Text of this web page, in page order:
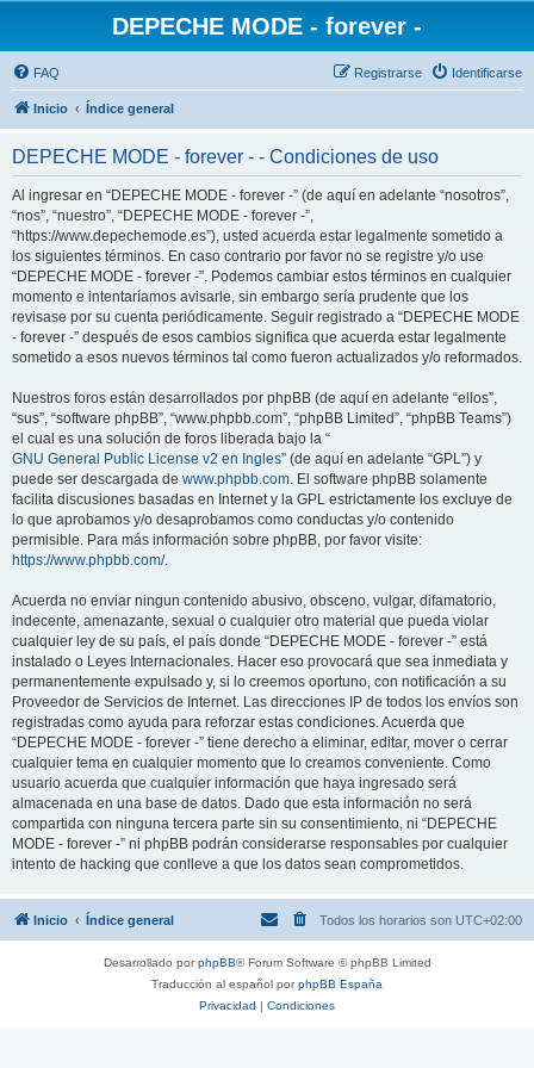
DEPECHE MODE - forever -
FAQ Identificarse
Registrarse
Inicio Índice general
DEPECHE MODE - forever - - Condiciones de uso
Al ingresar en “DEPECHE MODE - forever -” (de aquí en adelante “nosotros”,
“nos”, “nuestro”, “DEPECHE MODE - forever -”,
“https://www.depechemode.es”), usted acuerda estar legalmente sometido a
los siguientes términos. En caso contrario por favor no se registre y/o use
“DEPECHE MODE - forever -”. Podemos cambiar estos términos en cualquier
momento e intentaríamos avisarle, sin embargo sería prudente que los
revisase por su cuenta periódicamente. Seguir registrado a “DEPECHE MODE
- forever -” después de esos cambios significa que acuerda estar legalmente
sometido a esos nuevos términos tal como fueron actualizados y/o reformados.
Nuestros foros están desarrollados por phpBB (de aquí en adelante “ellos”,
“sus”, “software phpBB”, “www.phpbb.com”, “phpBB Limited”, “phpBB Teams”)
el cual es una solución de foros liberada bajo la “
GNU General Public License v2 en Ingles” (de aquí en adelante “GPL”) y
puede ser descargada de www.phpbb.com. El software phpBB solamente
facilita discusiones basadas en Internet y la GPL estrictamente los excluye de
lo que aprobamos y/o desaprobamos como conductas y/o contenido
permisible. Para más información sobre phpBB, por favor visite:
https://www.phpbb.com/.
Acuerda no enviar ningun contenido abusivo, obsceno, vulgar, difamatorio,
indecente, amenazante, sexual o cualquier otro material que pueda violar
cualquier ley de su país, el país donde “DEPECHE MODE - forever -” está
instalado o Leyes Internacionales. Hacer eso provocará que sea inmediata y
permanentemente expulsado y, si lo creemos oportuno, con notificación a su
Proveedor de Servicios de Internet. Las direcciones IP de todos los envíos son
registradas como ayuda para reforzar estas condiciones. Acuerda que
“DEPECHE MODE - forever -” tiene derecho a eliminar, editar, mover o cerrar
cualquier tema en cualquier momento que lo creamos conveniente. Como
usuario acuerda que cualquier información que haya ingresado será
almacenada en una base de datos. Dado que esta información no será
compartida con ninguna tercera parte sin su consentimiento, ni “DEPECHE
MODE - forever -” ni phpBB podrán considerarse responsables por cualquier
intento de hacking que conlleve a que los datos sean comprometidos.
Inicio Índice general Todos los horarios son UTC+02:00
Desarrollado porphpBB® Forum Software © phpBB Limited
Traducción al español porphpBB España
Privacidad | Condiciones